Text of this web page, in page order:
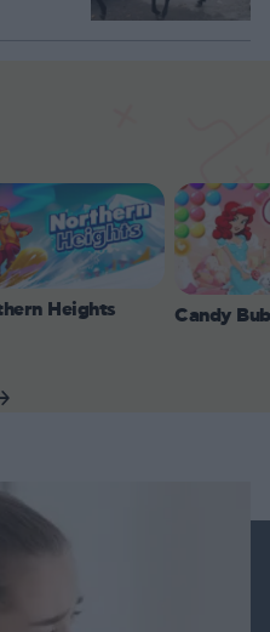
Heights Candy